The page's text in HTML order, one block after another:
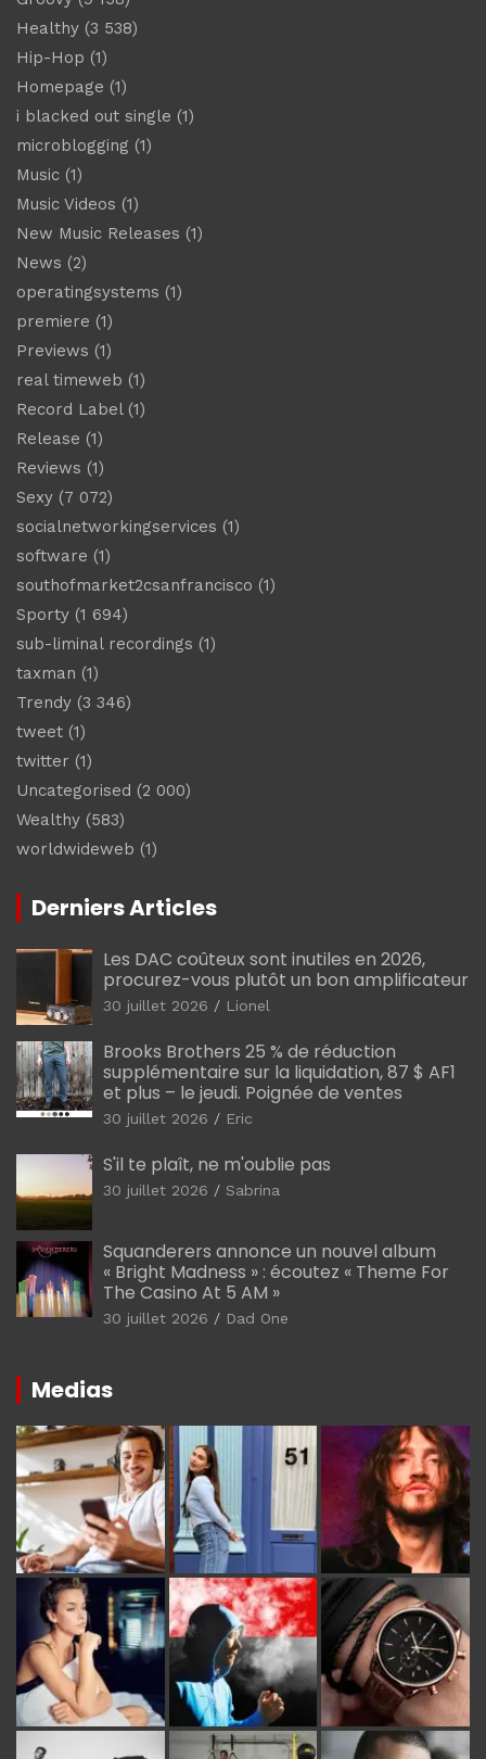
Healthy (3 538)
Hip-Hop (1)
Homepage (1)
i blacked out single (1)
microblogging (1)
Music (1)
Music Videos (1)
New Music Releases (1)
News (2)
operatingsystems (1)
premiere (1)
Previews (1)
real timeweb (1)
Record Label(1)
Release (1)
Reviews (1)
Sexy (7 072)
socialnetworkingservices (1)
software (1)
southofmarket2csanfrancisco (1)
Sporty (1 694)
sub-liminal recordings (1)
taxman (1)
Trendy (3 346)
tweet (1)
twitter (1)
Uncategorised (2 000)
Wealthy (583)
worldwideweb (1)
Derniers Articles
Les DAC coûteux sont inutiles en 2026,
procurez-vous plutôt un bon amplificateur
30 juillet 2026 Lionel
Brooks Brothers 25 % de réduction
supplémentaire sur la liquidation, 87 $ AF1
et plus – le jeudi. Poignée de ventes
30 juillet 2026 Eric
S'il te plaît, ne m'oublie pas
30 juillet 2026 Sabrina
Squanderers annonce un nouvel album
« Bright Madness » : écoutez « Theme For
The Casino At 5 AM »
30 juillet 2026 Dad One
Medias